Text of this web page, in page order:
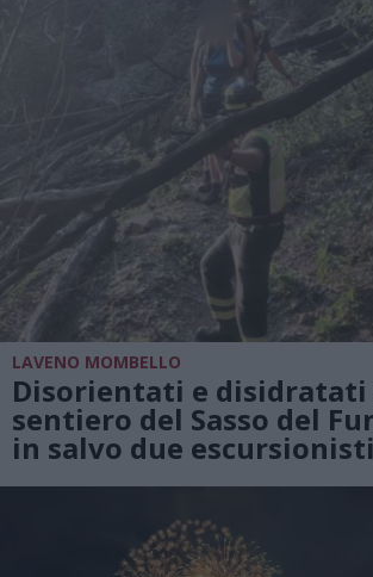
LAVENO MOMBELLO
Disorientati e disidratati
sentiero del Sasso del
in salvo due